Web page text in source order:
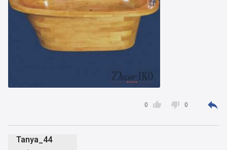

0  0 
Tanya_44